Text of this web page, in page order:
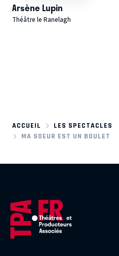
Arsène Lupin
Théâtre le Ranelagh
ACCUEIL
LES SPECTACLES
MA SOEUR EST UN BOULET